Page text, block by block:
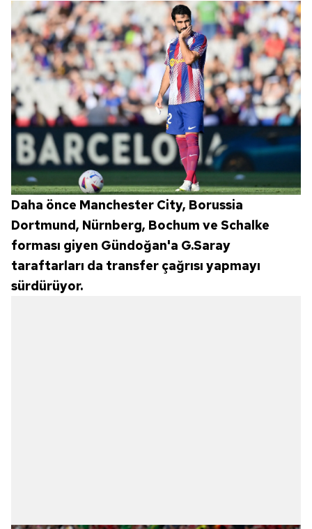
Daha önce Manchester City, Borussia
Dortmund, Nürnberg, Bochum ve Schalke
forması giyen Gündoğan'a G.Saray
taraftarları da transfer çağrısı yapmayı
sürdürüyor.